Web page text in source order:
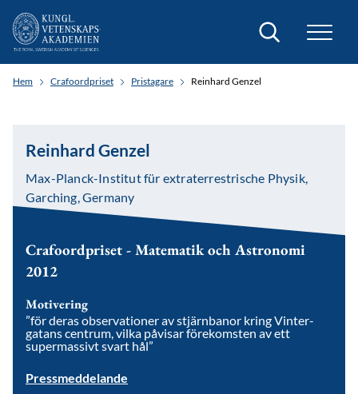
Sök
Hem Crafoordpriset Pristagare Reinhard Genzel
Reinhard Genzel
Max-Planck-Institut für extraterrestrische Physik,
Garching, Germany
Crafoordpriset - Matematik och Astronomi
2012
Motivering
”för deras observationer av stjärnbanor kring Vinter­
gatans centrum, vilka påvisar förekomsten av ett
supermassivt svart hål”
Pressmeddelande